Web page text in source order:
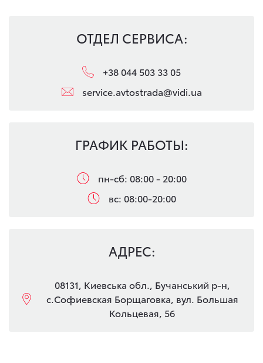
ОТДЕЛ СЕРВИСА:
+38 044 503 33 05
service.avtostrada@vidi.ua
ГРАФИК РАБОТЫ:
пн-сб: 08:00 - 20:00
вс: 08:00-20:00
АДРЕС:
08131, Киевська обл., Бучанський р-н,
с.Софиевская Борщаговка, вул. Большая
Кольцевая, 56